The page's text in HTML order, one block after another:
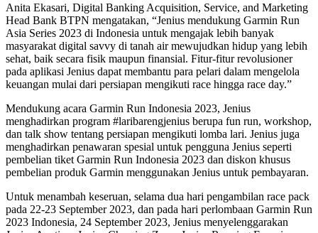
Anita Ekasari, Digital Banking Acquisition, Service, and Marketing
Head Bank BTPN mengatakan, “Jenius mendukung Garmin Run
Asia Series 2023 di Indonesia untuk mengajak lebih banyak
masyarakat digital savvy di tanah air mewujudkan hidup yang lebih
sehat, baik secara fisik maupun finansial. Fitur-fitur revolusioner
pada aplikasi Jenius dapat membantu para pelari dalam mengelola
keuangan mulai dari persiapan mengikuti race hingga race day.”
Mendukung acara Garmin Run Indonesia 2023, Jenius
menghadirkan program #laribarengjenius berupa fun run, workshop,
dan talk show tentang persiapan mengikuti lomba lari. Jenius juga
menghadirkan penawaran spesial untuk pengguna Jenius seperti
pembelian tiket Garmin Run Indonesia 2023 dan diskon khusus
pembelian produk Garmin menggunakan Jenius untuk pembayaran.
Untuk menambah keseruan, selama dua hari pengambilan race pack
pada 22-23 September 2023, dan pada hari perlombaan Garmin Run
2023 Indonesia, 24 September 2023, Jenius menyelenggarakan